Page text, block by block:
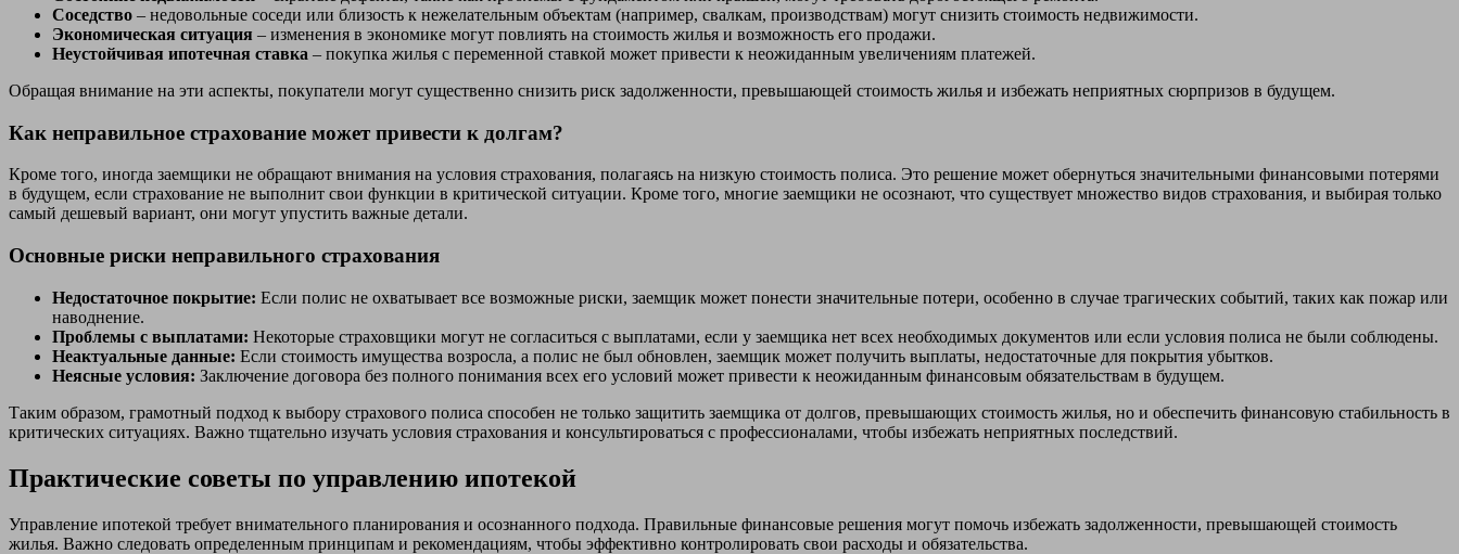
Соседство – недовольные соседи или близость к нежелательным объектам (например, свалкам, производствам) могут снизить стоимость недвижимости.
Экономическая ситуация – изменения в экономике могут повлиять на стоимость жилья и возможность его продажи.
Неустойчивая ипотечная ставка – покупка жилья с переменной ставкой может привести к неожиданным увеличениям платежей.
Обращая внимание на эти аспекты, покупатели могут существенно снизить риск задолженности, превышающей стоимость жилья и избежать неприятных сюрпризов в будущем.
Как неправильное страхование может привести к долгам?
Кроме того, иногда заемщики не обращают внимания на условия страхования, полагаясь на низкую стоимость полиса. Это решение может обернуться значительными финансовыми потерями
в будущем, если страхование не выполнит свои функции в критической ситуации. Кроме того, многие заемщики не осознают, что существует множество видов страхования, и выбирая только
самый дешевый вариант, они могут упустить важные детали.
Основные риски неправильного страхования
Недостаточное покрытие: Если полис не охватывает все возможные риски, заемщик может понести значительные потери, особенно в случае трагических событий, таких как пожар или
наводнение.
Проблемы с выплатами: Некоторые страховщики могут не согласиться с выплатами, если у заемщика нет всех необходимых документов или если условия полиса не были соблюдены.
Неактуальные данные: Если стоимость имущества возросла, а полис не был обновлен, заемщик может получить выплаты, недостаточные для покрытия убытков.
Неясные условия: Заключение договора без полного понимания всех его условий может привести к неожиданным финансовым обязательствам в будущем.
Таким образом, грамотный подход к выбору страхового полиса способен не только защитить заемщика от долгов, превышающих стоимость жилья, но и обеспечить финансовую стабильность в
критических ситуациях. Важно тщательно изучать условия страхования и консультироваться с профессионалами, чтобы избежать неприятных последствий.
Практические советы по управлению ипотекой
Управление ипотекой требует внимательного планирования и осознанного подхода. Правильные финансовые решения могут помочь избежать задолженности, превышающей стоимость
жилья. Важно следовать определенным принципам и рекомендациям, чтобы эффективно контролировать свои расходы и обязательства.